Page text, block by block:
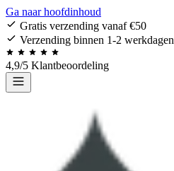
Ga naar hoofdinhoud
Gratis verzending vanaf €50
Verzending binnen 1-2 werkdagen
4,9/5 Klantbeoordeling